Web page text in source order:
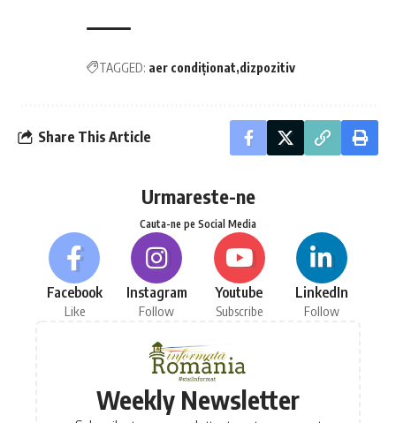
TAGGED: aer condiționat dizpozitiv
Share This Article
Urmareste-ne
Cauta-ne pe Social Media
Facebook
Like
Instagram
Follow
Youtube
Subscribe
LinkedIn
Follow
Weekly Newsletter